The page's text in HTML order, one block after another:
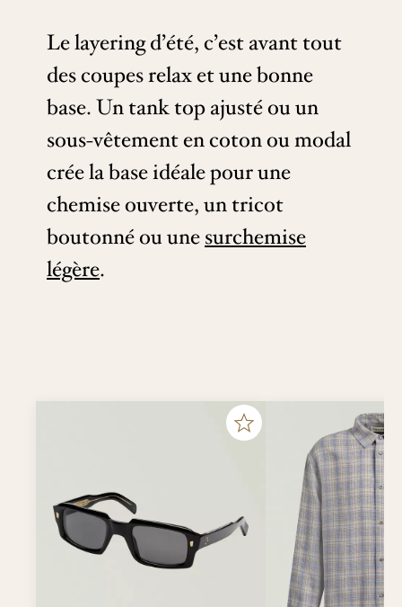
Le layering d’été, c’est avant tout
des coupes relax et une bonne
base. Un tank top ajusté ou un
sous-vêtement en coton ou modal
crée la base idéale pour une
chemise ouverte, un tricot
boutonné ou unesurchemise
légère.